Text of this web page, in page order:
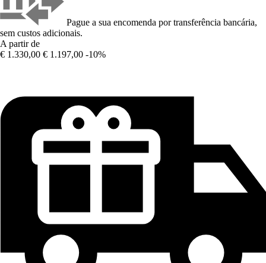
Pague a sua encomenda por transferência bancária,
sem custos adicionais.
A partir de
€ 1.330,00 € 1.197,00 -10%